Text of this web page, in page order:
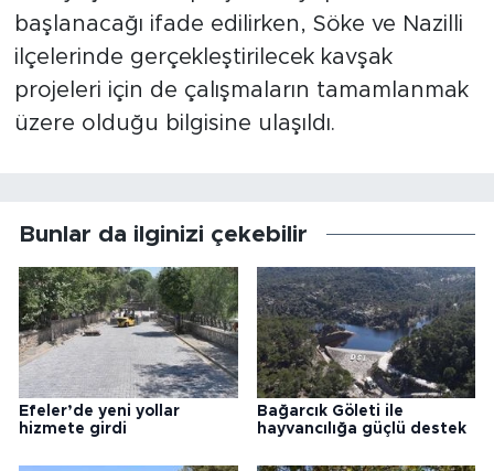
başlanacağı ifade edilirken, Söke ve Nazilli
ilçelerinde gerçekleştirilecek kavşak
projeleri için de çalışmaların tamamlanmak
üzere olduğu bilgisine ulaşıldı.
Bunlar da ilginizi çekebilir
Efeler’de yeni yollar
hizmete girdi
Bağarcık Göleti ile
hayvancılığa güçlü destek